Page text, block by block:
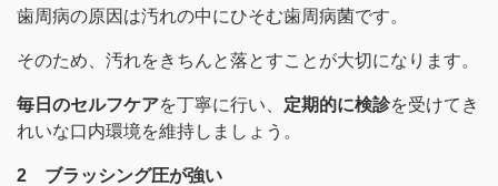
歯周病の原因は汚れの中にひそむ歯周病菌です。
そのため、汚れをきちんと落とすことが大切になります。
毎日のセルフケアを丁寧に行い、 定期的に検診を受けてき
れいな口内環境を維持しましょう。
2 ブラッシング圧が強い